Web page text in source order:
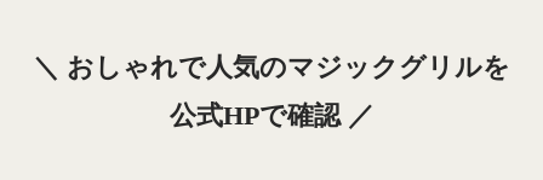
＼ おしゃれで人気のマジックグリルを
公式HPで確認 ／